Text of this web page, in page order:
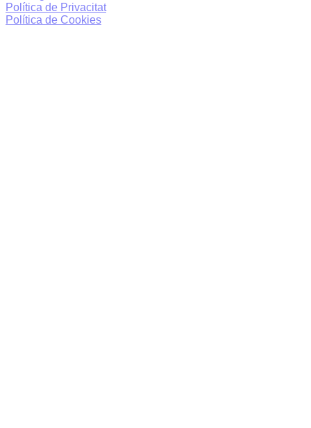
Política de Privacitat
Política de Cookies